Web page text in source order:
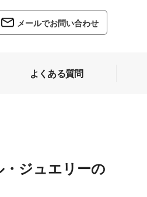
メールでお問い合わせ
よくある質問
ジュエリーの